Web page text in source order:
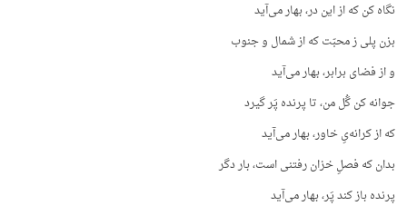
نگاه کن که از این در، بهار می‌آید
بزن پلی ز محبّت که از شمال و جنوب
و از فضای برابر، بهار می‌آید
جوانه کن گُل من، تا پرنده پَر گیرد
که از کرانه‌یِ خاور، بهار می‌آید
بدان که فصلِ خزان رفتنی است، بار دگر
پرنده باز کند پَر، بهار می‌آید